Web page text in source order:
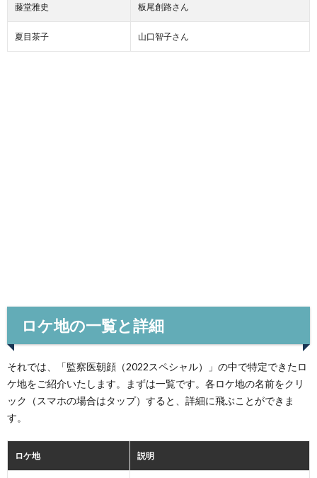
藤堂雅史 板尾創路さん
夏目茶子 山口智子さん
ロケ地の一覧と詳細
それでは、「監察医朝顔（2022スペシャル）」の中で特定できたロ
ケ地をご紹介いたします。まずは一覧です。各ロケ地の名前をクリ
ック（スマホの場合はタップ）すると、詳細に飛ぶことができま
す。
ロケ地 説明